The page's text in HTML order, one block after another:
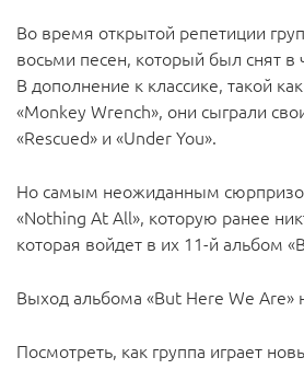
Во время открытой репетиции
восьми песен, который был снят в
В дополнение к классике, такой
«Monkey Wrench», они сыграли
«Rescued» и «Under You».
Но самым неожиданным
«Nothing At All», которую ранее
которая войдет в их 11-й альбом
Выход альбома «But Here We Are»
Посмотреть, как группа играет